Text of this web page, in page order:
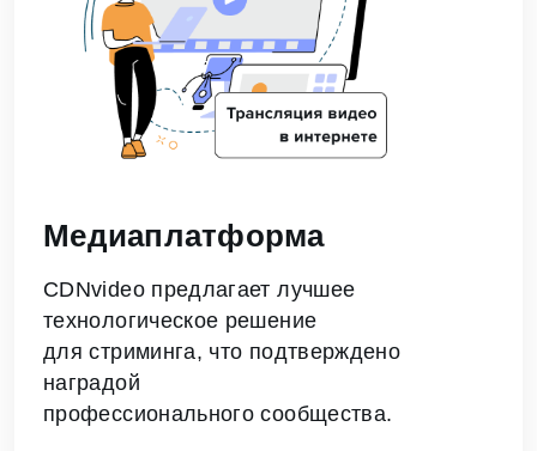
Медиаплатформа
CDNvideo предлагает лучшее
технологическое решение
для стриминга, что подтверждено
наградой
профессионального сообщества.